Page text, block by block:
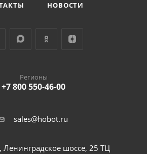
НОВОСТИ
Регионы
+7 800 550-46-00
sales@hobot.ru
Ленинградское шоссе, 25 ТЦ